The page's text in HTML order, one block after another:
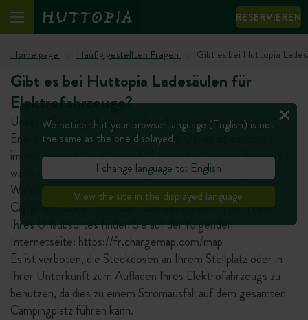
RESERVIEREN
Home page Häufig gestellten Fragen Gibt es bei Huttopia
Gibt es bei Huttopia Ladesäulen für
Elektrofahrzeuge?
Unsere Campingplätze sind darauf ausgelegt, so wenig
Energie wie möglich zu verbrauchen. Daher ist es nicht
immer möglich, dort spezielle Ladesäulen aufzustellen, und
wenn doch, sollten diese lediglich als Notfalllösung dienen.
Wir raten Ihnen, die Ladesäulen in der Nähe unserer
Campingplätze zu benutzen. Die Ladesäulen in der Nähe
Ihres Urlaubsortes finden Sie auf der folgenden
Internetseite: https://fr.chargemap.com/map
Es ist verboten, die Steckdosen an Ihrem Stellplatz oder in
Ihrer Unterkunft zum Aufladen Ihres Elektrofahrzeugs zu
benutzen, da dies zu einem Stromausfall auf dem gesamten
Campingplatz führen kann.
We notice that your browser language (English) is not
the same as the one displayed.
I change language to: English
View the site in the displayed language